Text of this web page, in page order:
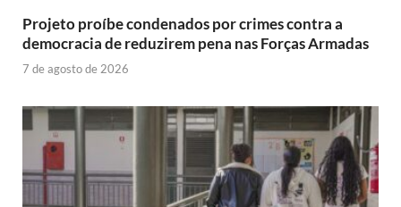
Projeto proíbe condenados por crimes contra a
democracia de reduzirem pena nas Forças Armadas
7 de agosto de 2026